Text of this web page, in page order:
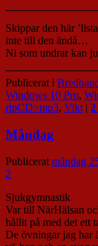
Skippar den här
inte till den ändå…
Ni som undrar kan
Publicerat i
Windows 10 Pro,
ripCD>mp3, Vikt | 2
Måndag
Publicerat måndag
2
Sjukgymnastik
Var till NärHälsan
hållit på med det ett
De övningar jag har